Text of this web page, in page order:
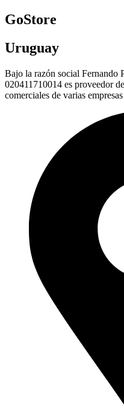
GoStore
Uruguay
Bajo la razón social Fernando
020411710014 es proveedor
comerciales de varias